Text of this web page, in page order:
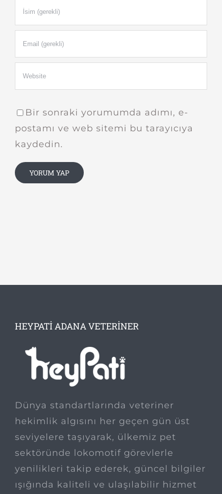
Bir sonraki yorumumda adımı, e-
postamı ve web sitemi bu tarayıcıya
kaydedin.
HEYPATI ADANA VETERINER
Dünya standartlarında veteriner
hekimlik algısını her geçen gün üst
seviyelere taşıyarak, ülkemiz pet
sektöründe lokomotif görevlerle
yenilikleri takip ederek, güncel bilgiler
ışığında kaliteli ve ulaşılabilir hizmet